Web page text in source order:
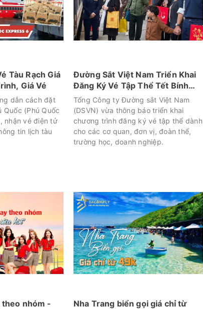
Tàu Rạch Giá
Giá Vé
dẫn cách đặt
Quốc (Phú Quốc
nhận vé điện tử
tin lịch tàu
Đường Sắt Việt Nam Triển Khai
Đăng Ký Vé Tập Thể Tết Bính
Ngọ 2026
Tổng Công ty Đường sắt Việt Nam
(DSVN) vừa thông báo triển khai
chương trình đăng ký vé tập thể dành
cho các cơ quan, đơn vị, đoàn thể,
trường học, doanh nghiệp.
nhóm -
Nha Trang biển gọi giá chỉ từ